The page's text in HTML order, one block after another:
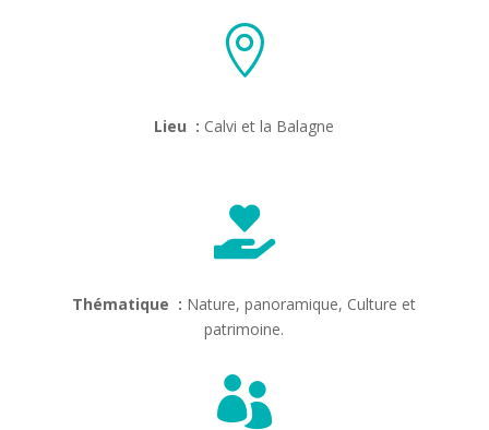

Lieu : Calvi et la Balagne

Thématique : Nature, panoramique, Culture et
patrimoine.
